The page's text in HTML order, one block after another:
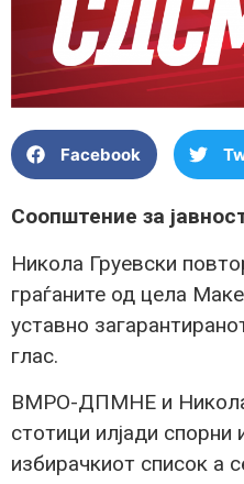
Facebook
Соопштение за
Никола Груевски
граѓаните од цела
уставно
глас.
ВМРО-ДПМНЕ и Никола
стотици илјади
избирачкиот список а